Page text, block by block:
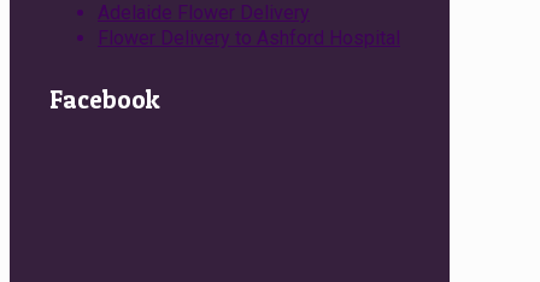
Adelaide Flower Delivery
Flower Delivery to Ashford Hospital
Facebook